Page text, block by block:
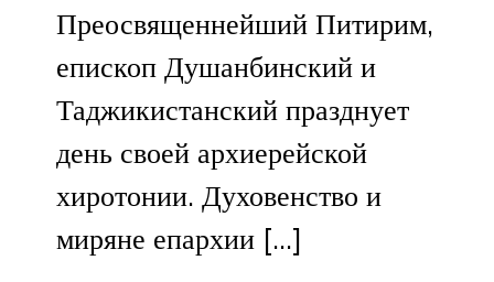
Преосвященнейший Питирим,
епископ Душанбинский и
Таджикистанский празднует
день своей архиерейской
хиротонии. Духовенство и
миряне епархии […]